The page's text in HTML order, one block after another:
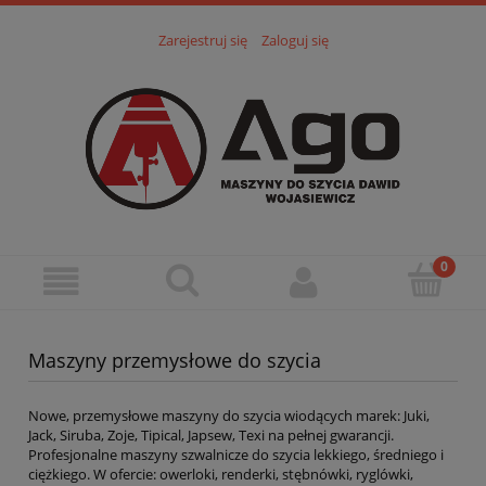
Zarejestruj się Zaloguj się
Maszyny przemysłowe do szycia
Nowe, przemysłowe maszyny do szycia wiodących marek: Juki,
Jack, Siruba, Zoje, Tipical, Japsew, Texi na pełnej gwarancji.
Profesjonalne maszyny szwalnicze do szycia lekkiego, średniego i
ciężkiego. W ofercie: owerloki, renderki, stębnówki, ryglówki,